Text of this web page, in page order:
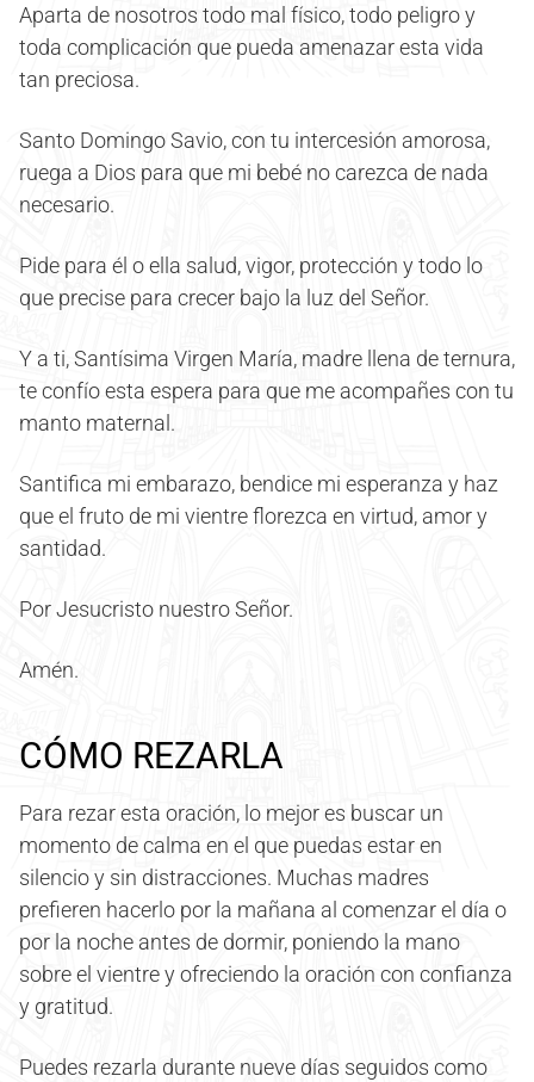
Aparta de nosotros todo mal físico, todo peligro y
toda complicación que pueda amenazar esta vida
tan preciosa.
Santo Domingo Savio, con tu intercesión amorosa,
ruega a Dios para que mi bebé no carezca de nada
necesario.
Pide para él o ella salud, vigor, protección y todo lo
que precise para crecer bajo la luz del Señor.
Y a ti, Santísima Virgen María, madre llena de ternura,
te confío esta espera para que me acompañes con tu
manto maternal.
Santifica mi embarazo, bendice mi esperanza y haz
que el fruto de mi vientre florezca en virtud, amor y
santidad.
Por Jesucristo nuestro Señor.
Amén.
CÓMO REZARLA
Para rezar esta oración, lo mejor es buscar un
momento de calma en el que puedas estar en
silencio y sin distracciones. Muchas madres
prefieren hacerlo por la mañana al comenzar el día o
por la noche antes de dormir, poniendo la mano
sobre el vientre y ofreciendo la oración con confianza
y gratitud.
Puedes rezarla durante nueve días seguidos como